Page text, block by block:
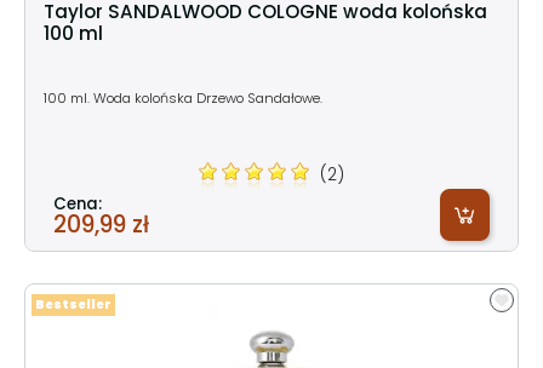
Taylor SANDALWOOD COLOGNE woda kolońska
100 ml
100 ml. Woda kolońska Drzewo Sandałowe.
(2)
Cena:
209,99 zł
Bestseller